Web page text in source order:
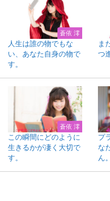
蒼依 澪
人生は誰の物でもな
い、あなた自身の物で
す。
ま
つ
蒼依 澪
この瞬間にどのように
生きるかが凄く大切で
す。
プ
な
ん。